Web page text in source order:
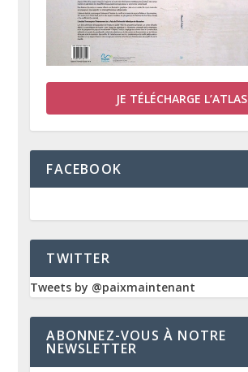
JE TÉLÉCHARGE L’ATLAS
FACEBOOK
TWITTER
Tweets by @paixmaintenant
ABONNEZ-VOUS À NOTRE
NEWSLETTER